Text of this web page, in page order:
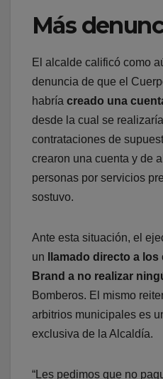
Más
El alcalde calificó como
denuncia de que el
habría creado una
desde la cual se
contrataciones de
crearon una cuenta y de
personas por servicios
sostuvo.
Ante esta situación, el
un
llamado directo a
Brand a no realizar
Bomberos. El mismo
arbitrios municipales es
exclusiva de la Alcaldía.
“Les pedimos que no